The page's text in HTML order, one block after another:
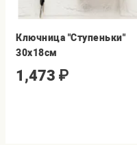
Ключница "Ступеньки"
30х18см
1,473 ₽